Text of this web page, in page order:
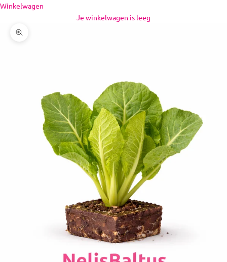
Naar inhoud
Winkelwagen
Je winkelwagen is leeg
In-/uitzoomen